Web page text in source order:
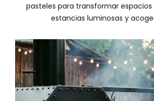
pasteles para transformar espacios
estancias luminosas y